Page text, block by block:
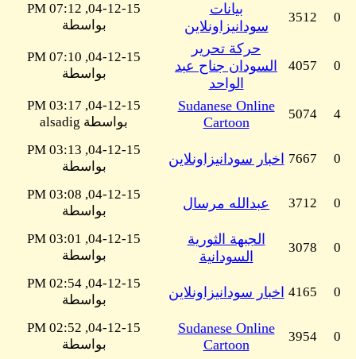
0
3512
بيانات
سودانيزاونلاين
04-12-15, 07:12 PM
بواسطة
0
4057
حركة تحرير
السودان جناح عبد
الواحد
04-12-15, 07:10 PM
بواسطة
4
5074
Sudanese Online
Cartoon
04-12-15, 03:17 PM
بواسطة alsadig
0
7667 اخبار سودانيزاونلاين
04-12-15, 03:13 PM
بواسطة
0
3712 عبدالله مرسال
04-12-15, 03:08 PM
بواسطة
0
3078
الجبهة الثورية
السودانية
04-12-15, 03:01 PM
بواسطة
0
4165 اخبار سودانيزاونلاين
04-12-15, 02:54 PM
بواسطة
0
3954
Sudanese Online
Cartoon
04-12-15, 02:52 PM
بواسطة